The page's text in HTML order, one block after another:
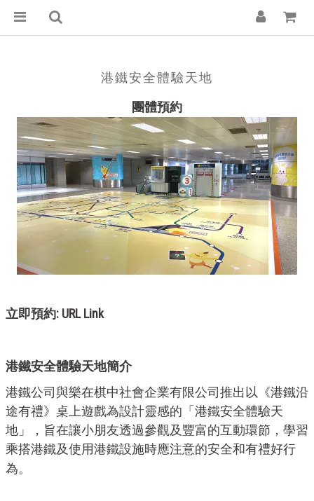
港鐵安全體驗天地
團體預約
立即預約: URL Link
港鐵安全體驗天地簡介
港鐵公司與樂在棋中社會企業有限公司推出以《港鐵沿
途有禮》桌上遊戲為設計靈感的「港鐵安全體驗天
地」，旨在讓小朋友透過參觀及豐富的互動環節，學習
乘搭港鐵及使用港鐵設施時應注意的安全和有禮好行
為。